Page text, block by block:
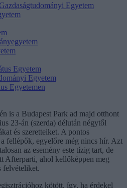
Egyetem
Egyetem
Egyetem
Egyetemen
is a Budapest Park ad majd otthont
23-án (szerda) délután négytől
és szeretteiket. A pontos
fellépők, egyelőre még nincs hír. Azt
az esemény este tízig tart, de
Afterparti, ahol kellőképpen meg
felvételiket.
kötött, így, ha érdekel